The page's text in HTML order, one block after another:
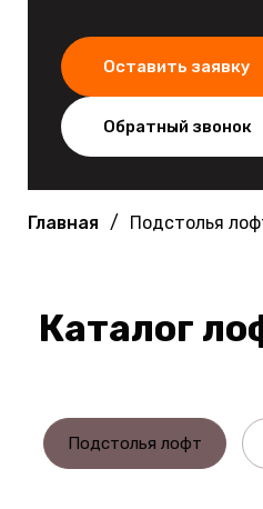
Оставить заявку
Обратный звонок
Главная Подстолья
Каталог
Подстолья лофт